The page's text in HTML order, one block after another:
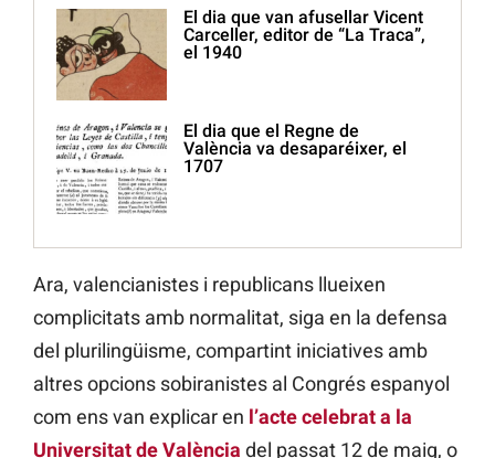
El dia que van afusellar Vicent
Carceller, editor de “La Traca”,
el 1940
El dia que el Regne de
València va desaparéixer, el
1707
Ara, valencianistes i republicans llueixen
complicitats amb normalitat, siga en la defensa
del plurilingüisme, compartint iniciatives amb
altres opcions sobiranistes al Congrés espanyol
com ens van explicar en l’acte celebrat a la
Universitat de València del passat 12 de maig, o